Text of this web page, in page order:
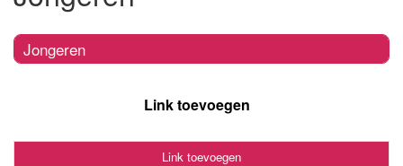
Jongeren
Link toevoegen
Link toevoegen